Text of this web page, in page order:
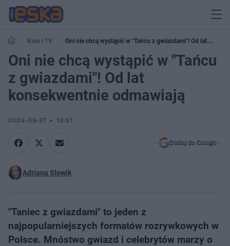
Kino i TV
Oni nie chcą wystąpić w "Tańcu z gwiazdami"! Od lat
konsekwentnie odmawiają
Oni nie chcą wystąpić w "Tańcu
z gwiazdami"! Od lat
konsekwentnie odmawiają
2024-09-27 13:51
Dodaj do Google
Adriana Słowik
"Taniec z gwiazdami" to jeden z
najpopularniejszych formatów rozrywkowych w
Polsce. Mnóstwo gwiazd i celebrytów marzy o